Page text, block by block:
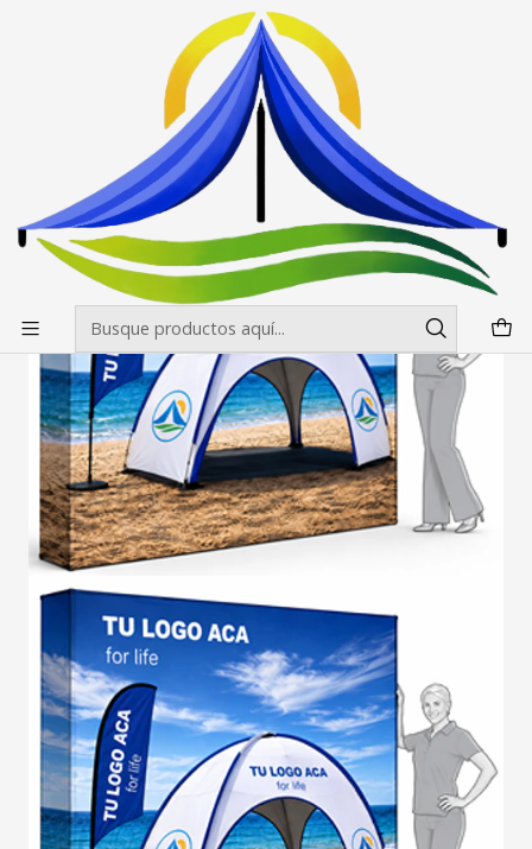
Envíos gratis desde $500.000 en Santiago
Paneles Araña Panel Araña 4 Cuerpos 361x227 cm
Panel Araña 4 Cuerpos 361x227 cm